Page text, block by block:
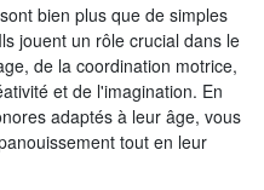
bien plus que de simples
jouent un rôle crucial dans le
de la coordination motrice,
et de l'imagination. En
adaptés à leur âge, vous
tout en leur